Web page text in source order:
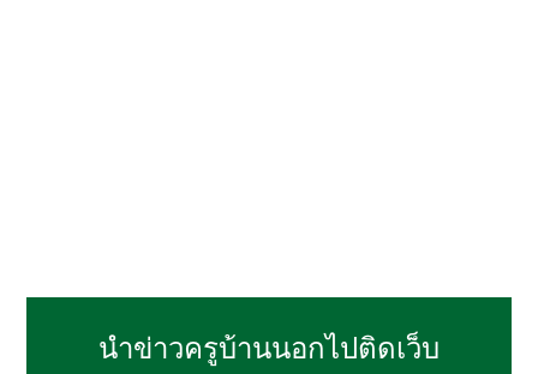
นำข่าวครูบ้านนอกไปติดเว็บ